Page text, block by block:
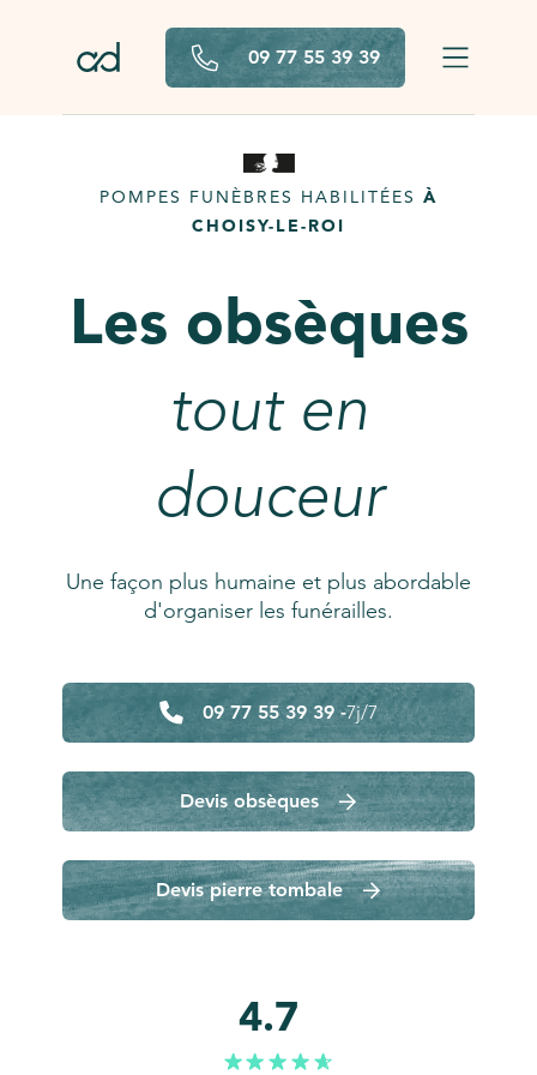
09 77 55 39 39
POMPES FUNÈBRES HABILITÉES À
CHOISY-LE-ROI
Les obsèques
tout en
douceur
Une façon plus humaine et plus abordable
d'organiser les funérailles.
09 77 55 39 39 -7j/7
Devis obsèques
Devis pierre tombale
4.7